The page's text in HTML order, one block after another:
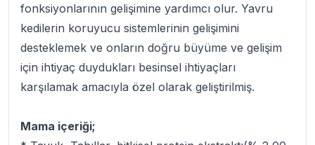
fonksiyonlarının gelişimine yardımcı olur. Yavru
kedilerin koruyucu sistemlerinin gelişimini
desteklemek ve onların doğru büyüme ve gelişim
için ihtiyaç duydukları besinsel ihtiyaçları
karşılamak amacıyla özel olarak geliştirilmiş.
Mama içeriği;